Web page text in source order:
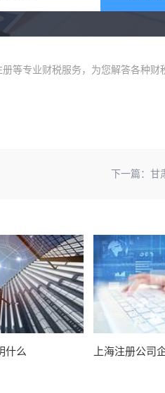
等专业财税服务，为您解答各种财
下一篇： 甘
什么 上海注册公司